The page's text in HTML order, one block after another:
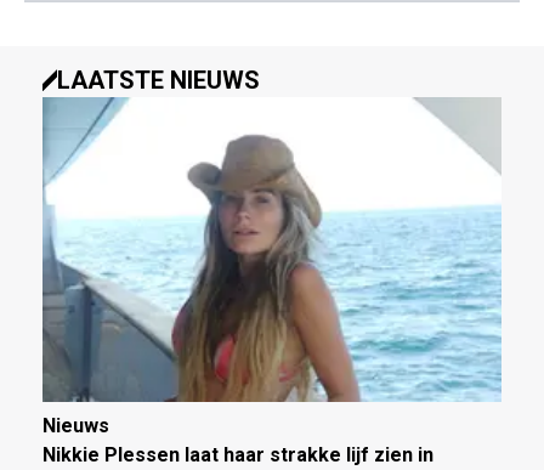
LAATSTE NIEUWS
Nieuws
Nikkie Plessen laat haar strakke lijf zien in